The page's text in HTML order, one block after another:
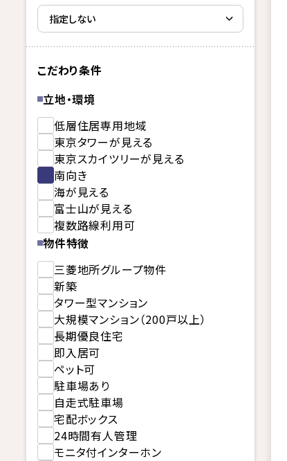
こだわり条件
立地・環境
低層住居専用地域
東京タワーが見える
東京スカイツリーが見える
南向き
海が見える
富士山が見える
複数路線利用可
物件特徴
三菱地所グループ物件
新築
タワー型マンション
大規模マンション（200戸以上）
長期優良住宅
即入居可
ペット可
駐車場あり
自走式駐車場
宅配ボックス
24時間有人管理
モニタ付インターホン